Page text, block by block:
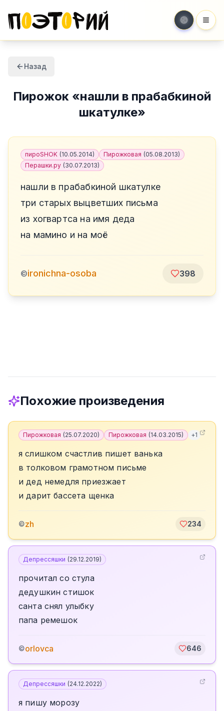
Назад
Пирожок «нашли в прабабкиной
шкатулке»
пироSHOK (10.05.2014) Пирожковая (05.08.2013)
Перашки.ру (30.07.2013)
нашли в прабабкиной шкатулке
три старых выцветших письма
из хогвартса на имя деда
на мамино и на моё
©ironichna-osoba 398
Похожие произведения
Пирожковая (25.07.2020) Пирожковая (14.03.2015) +1
я слишком счастлив пишет ванька
в толковом грамотном письме
и дед немедля приезжает
и дарит бассета щенка
©zh 234
Депрессяшки (29.12.2019)
прочитал со стула
дедушкин стишок
санта снял улыбку
папа ремешок
©orlovca 646
Депрессяшки (24.12.2022)
я пишу морозу